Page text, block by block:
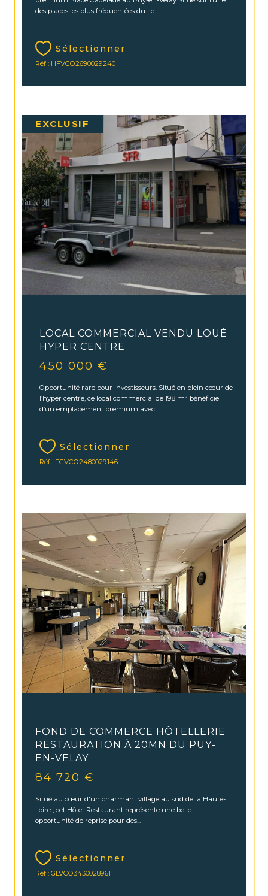
des places les plus fréquentées du Le...
Sélectionner
Réf : HFVCO2690029240
LOCAL COMMERCIAL VENDU LOUÉ
HYPER CENTRE
450 000 €
Opportunité rare pour investisseurs. Situé en plein cœur de
l’hyper centre, ce local commercial de 198 m² bénéficie
d’un emplacement premium avec...
Sélectionner
Réf : FCVCO2480029146
EXCLUSIF
FOND DE COMMERCE HÔTELLERIE
RESTAURATION À 20MN DU PUY-
EN-VELAY
84 720 €
Situé au cœur d'un charmant village au sud de la Haute-
Loire , cet Hôtel-Restaurant représente une belle
opportunité de reprise pour des...
Sélectionner
Réf : GLVCO3430028961